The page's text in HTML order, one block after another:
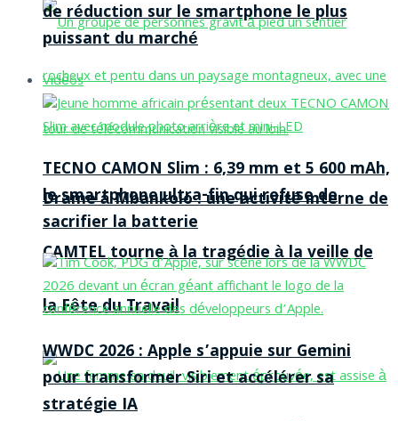
Drame à Mbankolo : une activité interne de
CAMTEL tourne à la tragédie à la veille de
la Fête du Travail
de réduction sur le smartphone le plus
puissant du marché
Vidéos
TECNO CAMON Slim : 6,39 mm et 5 600 mAh,
le smartphone ultra-fin qui refuse de
sacrifier la batterie
WWDC 2026 : Apple s’appuie sur Gemini
pour transformer Siri et accélérer sa
stratégie IA